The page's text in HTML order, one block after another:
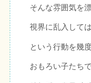
そんな雰囲気を
視界に乱入して
という行動を幾
おもろい子たち